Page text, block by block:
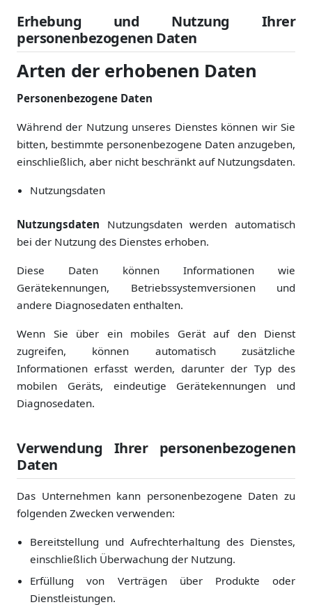
Erhebung und Nutzung Ihrer
personenbezogenen Daten
Arten der erhobenen Daten
Personenbezogene Daten
Während der Nutzung unseres Dienstes können wir Sie
bitten, bestimmte personenbezogene Daten anzugeben,
einschließlich, aber nicht beschränkt auf Nutzungsdaten.
Nutzungsdaten
Nutzungsdaten Nutzungsdaten werden automatisch
bei der Nutzung des Dienstes erhoben.
Diese Daten können Informationen wie
Gerätekennungen, Betriebssystemversionen und
andere Diagnosedaten enthalten.
Wenn Sie über ein mobiles Gerät auf den Dienst
zugreifen, können automatisch zusätzliche
Informationen erfasst werden, darunter der Typ des
mobilen Geräts, eindeutige Gerätekennungen und
Diagnosedaten.
Verwendung Ihrer personenbezogenen
Daten
Das Unternehmen kann personenbezogene Daten zu
folgenden Zwecken verwenden:
Bereitstellung und Aufrechterhaltung des Dienstes,
einschließlich Überwachung der Nutzung.
Erfüllung von Verträgen über Produkte oder
Dienstleistungen.